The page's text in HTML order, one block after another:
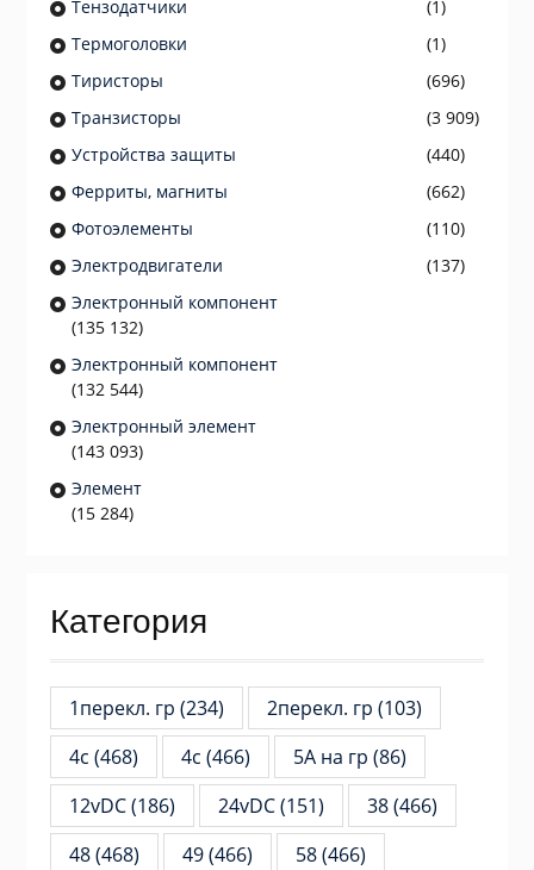
Тензодатчики
(1)
Термоголовки
(1)
Тиристоры
(696)
Транзисторы
(3 909)
Устройства защиты
(440)
Ферриты, магниты
(662)
Фотоэлементы
(110)
Электродвигатели
(137)
Электронный компонент
(135 132)
Электронный компонент
(132 544)
Электронный элемент
(143 093)
Элемент
(15 284)
Категория
1перекл. гр (234) 2перекл. гр (103)
4c (468) 4с (466) 5А на гр (86)
12vDC(186) 24vDC(151) 38(466)
48(468) 49(466) 58(466)